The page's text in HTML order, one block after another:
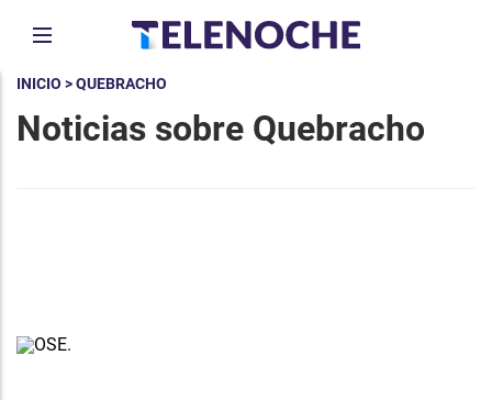
INICIO > QUEBRACHO
Noticias sobre Quebracho